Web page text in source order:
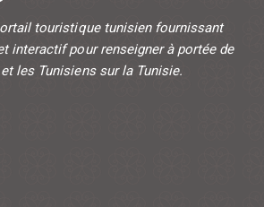
touristique tunisien fournissant
interactif pour renseigner à portée de
les Tunisiens sur la Tunisie.